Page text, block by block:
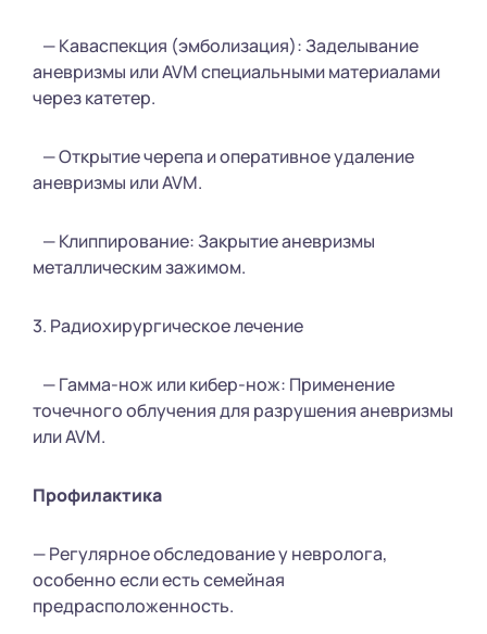
— Каваспекция (эмболизация): Заделывание
аневризмы или AVM специальными материалами
через катетер.
— Открытие черепа и оперативное удаление
аневризмы или AVM.
— Клиппирование: Закрытие аневризмы
металлическим зажимом.
3. Радиохирургическое лечение
— Гамма-нож или кибер-нож: Применение
точечного облучения для разрушения аневризмы
или AVM.
Профилактика
— Регулярное обследование у невролога,
особенно если есть семейная
предрасположенность.